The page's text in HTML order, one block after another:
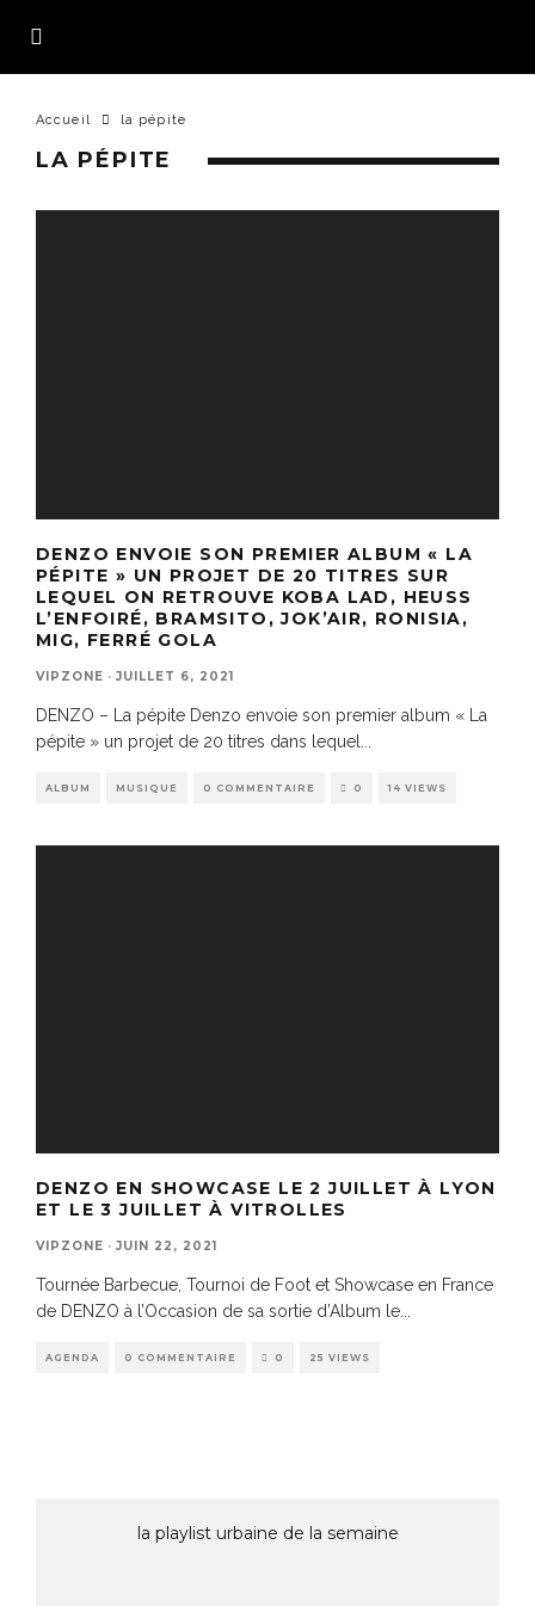
Accueil la pépite
LA PÉPITE
DENZO ENVOIE SON PREMIER ALBUM « LA
PÉPITE » UN PROJET DE 20 TITRES SUR
LEQUEL ON RETROUVE KOBA LAD, HEUSS
L’ENFOIRÉ, BRAMSITO, JOK’AIR, RONISIA,
MIG, FERRÉ GOLA
VIPZONE · JUILLET 6, 2021
DENZO – La pépite Denzo envoie son premier album « La
pépite » un projet de 20 titres dans lequel
ALBUM MUSIQUE 0 COMMENTAIRE 0 14 VIEWS
DENZO EN SHOWCASE LE 2 JUILLET À LYON
ET LE 3 JUILLET À VITROLLES
VIPZONE · JUIN 22, 2021
Tournée Barbecue, Tournoi de Foot et Showcase en France
de DENZO à l’Occasion de sa sortie d’Album le...
AGENDA 0 COMMENTAIRE 0 25 VIEWS
la playlist urbaine de la semaine